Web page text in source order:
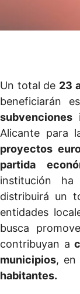
Un total de 23
beneficiarán
subvenciones
Alicante para
proyectos
partida
institución
distribuirá un
entidades
busca
contribuyan a
municipios, en
habitantes.